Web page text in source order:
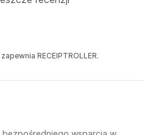
RECEIPTROLLER.